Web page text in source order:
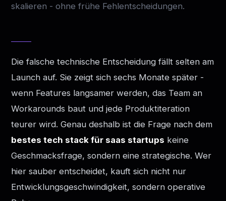
skalieren - ohne frühe Fehlentscheidungen.
Die falsche technische Entscheidung fällt selten am
Launch auf. Sie zeigt sich sechs Monate später -
wenn Features langsamer werden, das Team an
Workarounds baut und jede Produktiteration
teurer wird. Genau deshalb ist die Frage nach dem
bestes tech stack für saas startups keine
Geschmacksfrage, sondern eine strategische. Wer
hier sauber entscheidet, kauft sich nicht nur
Entwicklungsgeschwindigkeit, sondern operative